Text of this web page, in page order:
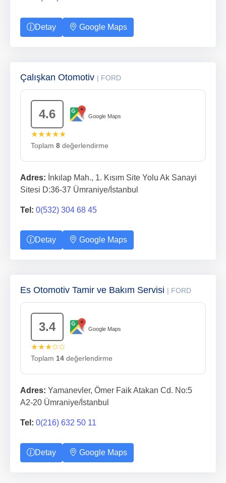
Detay Google Maps
Çalışkan Otomotiv | FORD
4.6 Google Maps
★★★★★
Toplam 8 değerlendirme
Adres: İnkılap Mah., 1. Kısım Site Yolu Ak Sanayi
Sitesi D:36-37 Ümraniye/İstanbul
Tel: 0(532) 304 68 45
Detay Google Maps
Es Otomotiv Tamir ve Bakım Servisi | FORD
3.4 Google Maps
★★★✩✩
Toplam 14 değerlendirme
Adres: Yamanevler, Ömer Faik Atakan Cd. No:5
A2-20 Ümraniye/İstanbul
Tel: 0(216) 632 50 11
Detay Google Maps